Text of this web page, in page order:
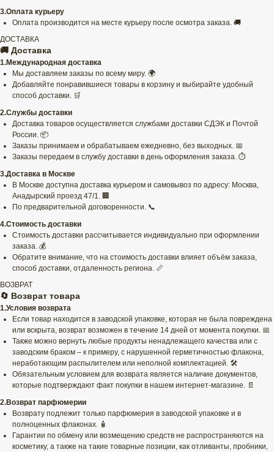
3.Оплата курьеру
Оплата производится на месте курьеру после осмотра заказа. 🚚
ДОСТАВКА
🚚 Доставка
1.Международная доставка
Мы доставляем заказы по всему миру. 🌍
Добавляйте понравившиеся товары в корзину и выбирайте удобный
способ доставки. 🛒
2.Службы доставки
Доставка товаров осуществляется службами доставки СДЭК и Почтой
России. 📦
Заказы принимаем и обрабатываем ежедневно, без выходных. 📅
Заказы передаем в службу доставки в день оформления заказа. ⏱️
3.Доставка в Москве
В Москве доступна доставка курьером и самовывоз по адресу: Москва,
Анадырский проезд 47/1. 🏢
По предварительной договоренности. 📞
4.Стоимость доставки
Стоимость доставки рассчитывается индивидуально при оформлении
заказа. 💰
Обратите внимание, что на стоимость доставки влияет объём заказа,
способ доставки, отдаленность региона. 📏
ВОЗВРАТ
🔄 Возврат товара
1.Условия возврата
Если товар находится в заводской упаковке, которая не была повреждена
или вскрыта, возврат возможен в течение 14 дней от момента покупки. 📅
Также можно вернуть любые продукты ненадлежащего качества или с
заводским браком – к примеру, с нарушенной герметичностью флакона,
неработающим распылителем или неполной комплектацией. 🛠️
Обязательным условием для возврата является наличие документов,
которые подтверждают факт покупки в нашем интернет-магазине. 📄
2.Возврат парфюмерии
Возврату подлежит только парфюмерия в заводской упаковке и в
полноценных флаконах. 🧴
Гарантии по обмену или возмещению средств не распространяются на
косметику, а также на такие товарные позиции, как отливанты, пробники,